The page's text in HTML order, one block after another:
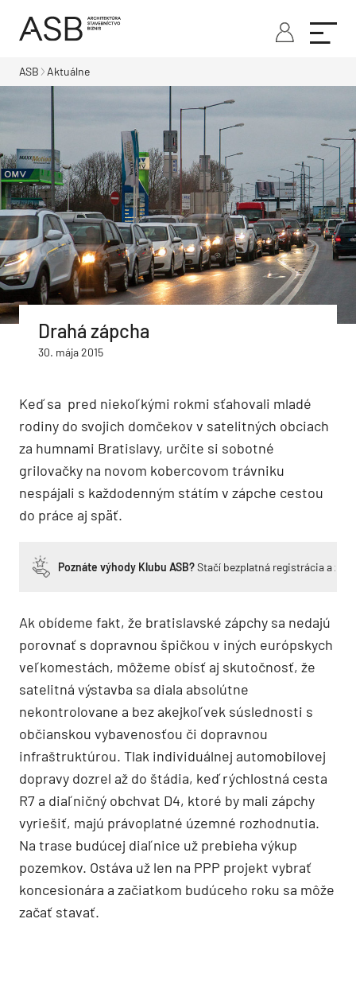
ASB Aktuálne
Drahá zápcha
30. mája 2015
Keď sa pred niekoľkými rokmi sťahovali mladé
rodiny do svojich domčekov v satelitných obciach
za humnami Bratislavy, určite si sobotné
grilovačky na novom kobercovom trávniku
nespájali s každodenným státím v zápche cestou
do práce aj späť.
Poznáte výhody Klubu ASB?Stačí bezplatná registrácia a
Ak obídeme fakt, že bratislavské zápchy sa nedajú
porovnať s dopravnou špičkou v iných európskych
veľkomestách, môžeme obísť aj skutočnosť, že
satelitná výstavba sa diala absolútne
nekontrolovane a bez akejkoľvek súslednosti s
občianskou vybavenosťou či dopravnou
infraštruktúrou. Tlak individuálnej automobilovej
dopravy dozrel až do štádia, keď rýchlostná cesta
R7 a diaľničný obchvat D4, ktoré by mali zápchy
vyriešiť, majú právoplatné územné rozhodnutia.
Na trase budúcej diaľnice už prebieha výkup
pozemkov. Ostáva už len na PPP projekt vybrať
koncesionára a začiatkom budúceho roku sa môže
začať stavať.